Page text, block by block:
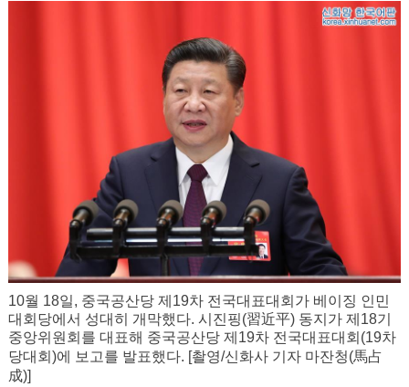
10월 18일, 중국공산당 제19차 전국대표대회가 베이징 인민
대회당에서 성대히 개막했다. 시진핑(習近平) 동지가 제18기
중앙위원회를 대표해 중국공산당 제19차 전국대표대회(19차
당대회)에 보고를 발표했다. [촬영/신화사 기자 마잔청(馬占
成)]